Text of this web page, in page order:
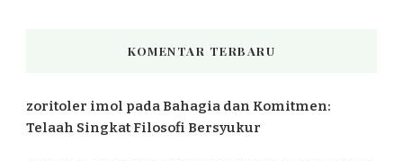
KOMENTAR TERBARU
zoritoler imol pada Bahagia dan Komitmen:
Telaah Singkat Filosofi Bersyukur